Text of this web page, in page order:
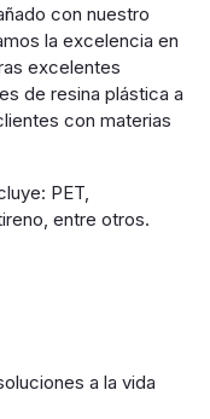
con nuestro
la excelencia en
excelentes
de resina plástica a
con materias
PET,
entre otros.
a la vida